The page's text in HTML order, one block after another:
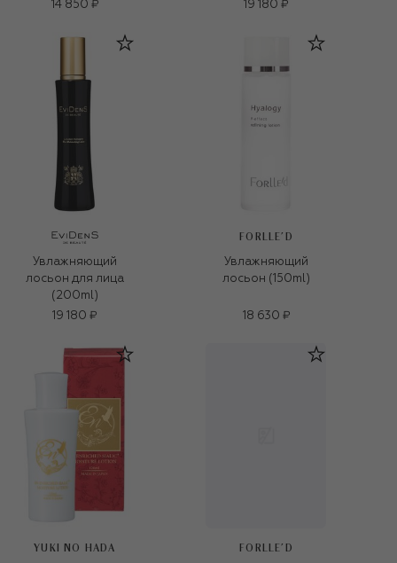
14 850 ₽ 19 180 ₽
Увлажняющий
лосьон для лица
(200ml)
19 180 ₽
FORLLE'D
Увлажняющий
лосьон (150ml)
18 630 ₽
YUKI NO HADA FORLLE'D